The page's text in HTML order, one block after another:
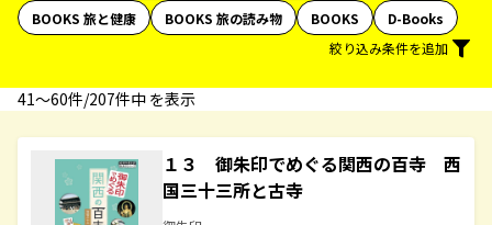
BOOKS 旅と健康
BOOKS 旅の読み物 BOOKS
D-Books
絞り込み条件を追加
41〜60件/207件中 を表示
１３ 御朱印でめぐる関西の百寺 西
国三十三所と古寺